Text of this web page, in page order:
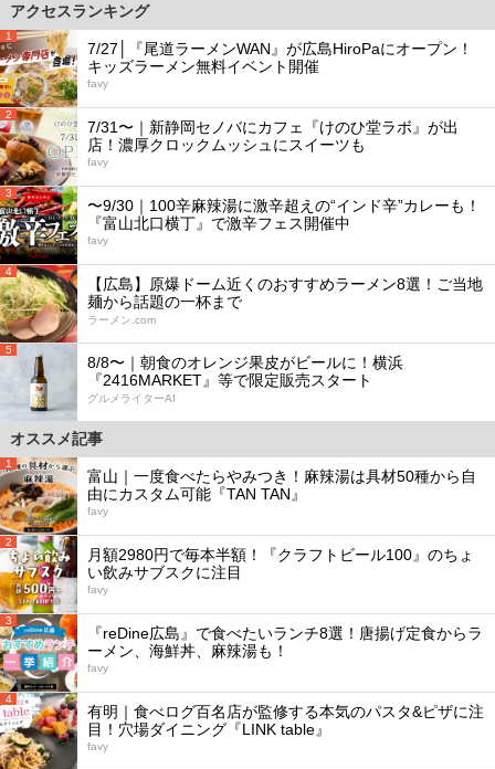
アクセスランキング
1
7/27│『尾道ラーメンWAN』が広島HiroPaにオープン！
キッズラーメン無料イベント開催
favy
2
7/31〜｜新静岡セノバにカフェ『けのひ堂ラボ』が出
店！濃厚クロックムッシュにスイーツも
favy
3
〜9/30｜100辛麻辣湯に激辛超えの“インド辛”カレーも！
『富山北口横丁』で激辛フェス開催中
favy
4
【広島】原爆ドーム近くのおすすめラーメン8選！ご当地
麺から話題の一杯まで
ラーメン.com
5
8/8〜｜朝食のオレンジ果皮がビールに！横浜
『2416MARKET』等で限定販売スタート
グルメライターAI
オススメ記事
1
富山｜一度食べたらやみつき！麻辣湯は具材50種から自
由にカスタム可能『TAN TAN』
favy
2
月額2980円で毎本半額！『クラフトビール100』のちょ
い飲みサブスクに注目
favy
3
『reDine広島』で食べたいランチ8選！唐揚げ定食からラ
ーメン、海鮮丼、麻辣湯も！
favy
4
有明｜食べログ百名店が監修する本気のパスタ&ピザに注
目！穴場ダイニング『LINK table』
favy